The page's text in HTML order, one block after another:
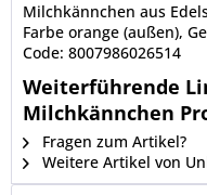
Milchkännchen aus
Farbe orange (außen),
Code: 8007986026514
Weiterführende
Milchkännchen
Fragen zum Artikel?
Weitere Artikel von